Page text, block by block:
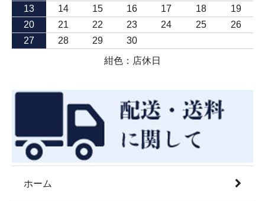
13
14 15 16 17 18
19
20
21 22 23 24 25
26
27
28 29
30
紺色：店休日
ホーム